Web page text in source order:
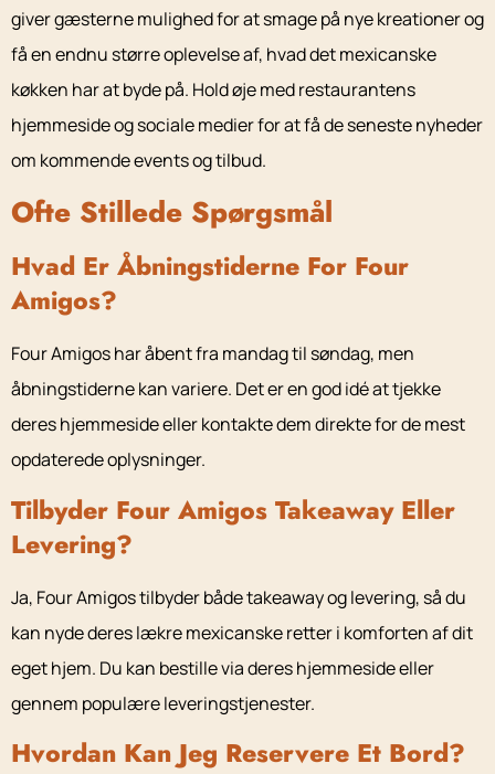
giver gæsterne mulighed for at smage på nye kreationer og
få en endnu større oplevelse af, hvad det mexicanske
køkken har at byde på. Hold øje med restaurantens
hjemmeside og sociale medier for at få de seneste nyheder
om kommende events og tilbud.
Ofte Stillede Spørgsmål
Hvad Er Åbningstiderne For Four
Amigos?
Four Amigos har åbent fra mandag til søndag, men
åbningstiderne kan variere. Det er en god idé at tjekke
deres hjemmeside eller kontakte dem direkte for de mest
opdaterede oplysninger.
Tilbyder Four Amigos Takeaway Eller
Levering?
Ja, Four Amigos tilbyder både takeaway og levering, så du
kan nyde deres lækre mexicanske retter i komforten af dit
eget hjem. Du kan bestille via deres hjemmeside eller
gennem populære leveringstjenester.
Hvordan Kan Jeg Reservere Et Bord?